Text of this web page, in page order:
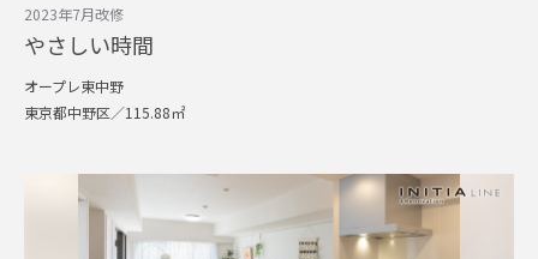
2023年7月改修
やさしい時間
オープレ東中野
東京都中野区／115.88㎡